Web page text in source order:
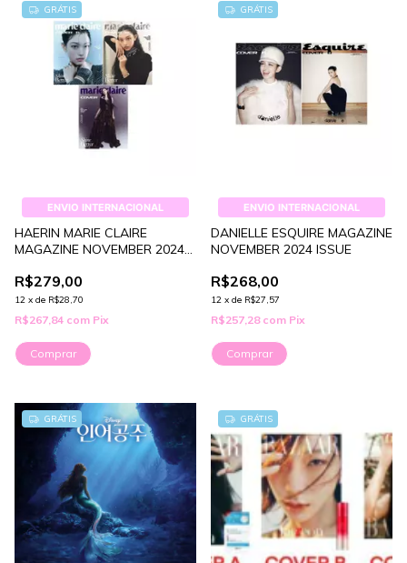
GRÁTIS
ENVIO INTERNACIONAL
HAERIN MARIE CLAIRE
MAGAZINE NOVEMBER 2024
R$279,00
12 x de R$28,70
R$267,84 com Pix
Comprar
GRÁTIS
ENVIO INTERNACIONAL
DANIELLE ESQUIRE MAGAZINE
NOVEMBER 2024 ISSUE
R$268,00
12 x de R$27,57
R$257,28 com Pix
Comprar
GRÁTIS GRÁTIS